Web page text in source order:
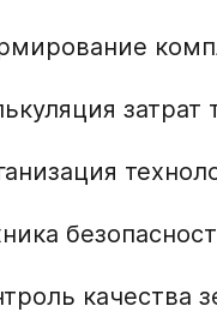
затрат
качества